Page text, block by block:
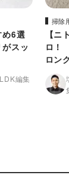
6選
がスッ
LDK編集
掃除
【ニ
ロ！
ロン
すさ